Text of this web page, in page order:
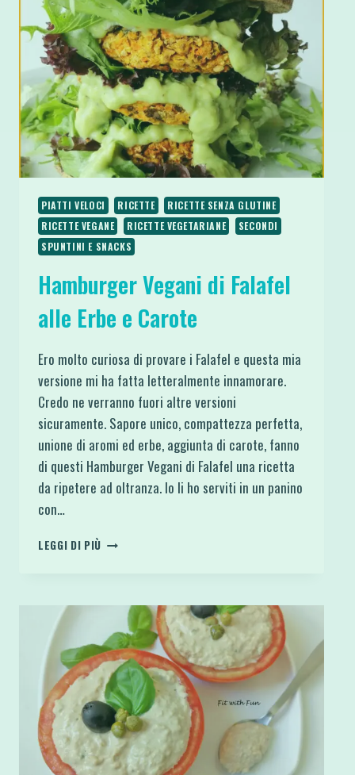
VEGAN
ALLA
CURCUMA
E
CURRY
PIATTI VELOCI RICETTE
RICETTE SENZA GLUTINE
RICETTE VEGANE
RICETTE VEGETARIANE
SECONDI
SPUNTINI E SNACKS
Hamburger Vegani di Falafel
alle Erbe e Carote
Ero molto curiosa di provare i Falafel e questa mia
versione mi ha fatta letteralmente innamorare.
Credo ne verranno fuori altre versioni
sicuramente. Sapore unico, compattezza perfetta,
unione di aromi ed erbe, aggiunta di carote, fanno
di questi Hamburger Vegani di Falafel una ricetta
da ripetere ad oltranza. Io li ho serviti in un panino
con…
LEGGI DI PIÙ HAMBURGER
ALLE
ERBE
E
CAROTE